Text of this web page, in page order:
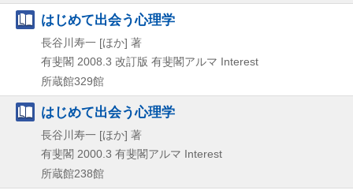
はじめて出会う心理学
長谷川寿一 [ほか] 著
有斐閣 2008.3 改訂版 有斐閣アルマ Interest
所蔵館329館
はじめて出会う心理学
長谷川寿一 [ほか] 著
有斐閣 2000.3 有斐閣アルマ Interest
所蔵館238館